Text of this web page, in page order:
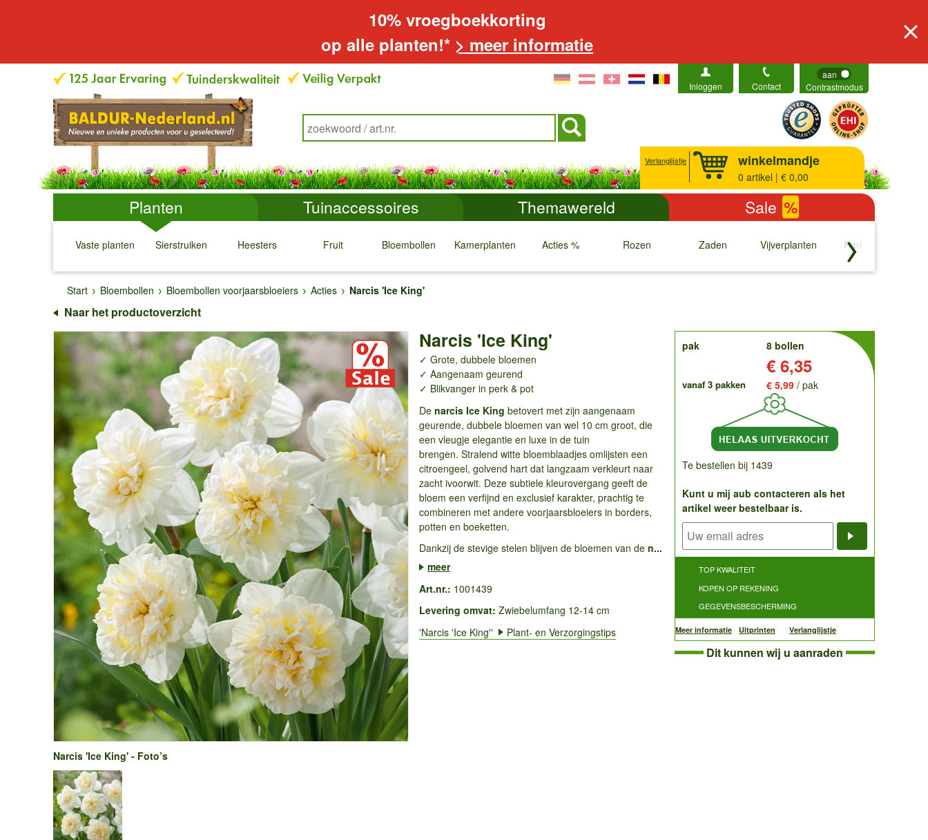
10% vroegboekkorting
op alle planten!* > meer informatie
Inloggen Contact
aan
Contrastmodus
Verlanglijstje winkelmandje
0 artikel | € 0,00
Planten Tuinaccessoires Themawereld Sale %
Vaste planten
↓
Sierstruiken
↓
Heesters
↓
Fruit
↓
Bloembollen
↓
Kamerplanten
↓
Acties %
↓
Rozen
↓
Zaden
↓
Vijverplanten
↓
Rariteiten
↓
Start
Bloembollen Bloembollen voorjaarsbloeiers Acties Narcis 'Ice King'
Naar het productoverzicht
Narcis 'Ice King'
✓ Grote, dubbele bloemen
✓ Aangenaam geurend
✓ Blikvanger in perk & pot
De narcis Ice King betovert met zijn aangenaam
geurende, dubbele bloemen van wel 10 cm groot, die
een vleugje elegantie en luxe in de tuin
brengen. Stralend witte bloemblaadjes omlijsten een
citroengeel, golvend hart dat langzaam verkleurt naar
zacht ivoorwit. Deze subtiele kleurovergang geeft de
bloem een verfijnd en exclusief karakter, prachtig te
combineren met andere voorjaarsbloeiers in borders,
potten en boeketten.
Dankzij de stevige stelen blijven de bloemen van de n...
meer
Art.nr.: 1001439
Levering omvat: Zwiebelumfang 12-14 cm
'Narcis 'Ice King''
Plant- en Verzorgingstips
Narcis 'Ice King' - Foto’s
order
pak
8 bollen
€ 6,35
vanaf 3 pakken € 5,99 / pak
Te bestellen bij 1439
Kunt u mij aub contacteren als het
artikel weer bestelbaar is.
TOP KWALITEIT
KOPEN OP REKENING
GEGEVENSBESCHERMING
Meer informatie Uitprinten Verlanglijstje
Dit kunnen wij u aanraden